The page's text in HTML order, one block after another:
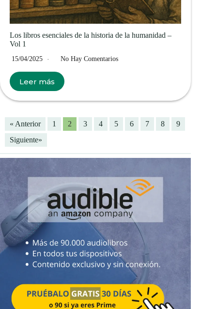
Los libros esenciales de la historia de la humanidad –
Vol 1
15/04/2025 No Hay Comentarios
Leer más
« Anterior 1 2 3 4 5 6 7 8
9
Siguiente»